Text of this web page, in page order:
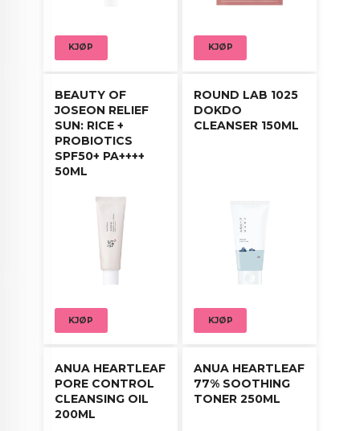
Plasser paden på områder med rødhet eller
urenheter og la virke i 10–20 minutter.
Fjern paden og bruk den deretter til å forsiktig
tørke over hele ansiktet.
Klapp inn gjenværende essens for bedre
absorpsjon.
KJØP KJØP
BEAUTY OF
JOSEON RELIEF
SUN: RICE +
PROBIOTICS
SPF50+ PA++++
50ML
KJØP
ROUND LAB 1025
DOKDO
CLEANSER 150ML
KJØP
ANUA HEARTLEAF
PORE CONTROL
CLEANSING OIL
200ML
ANUA HEARTLEAF
77% SOOTHING
TONER 250ML